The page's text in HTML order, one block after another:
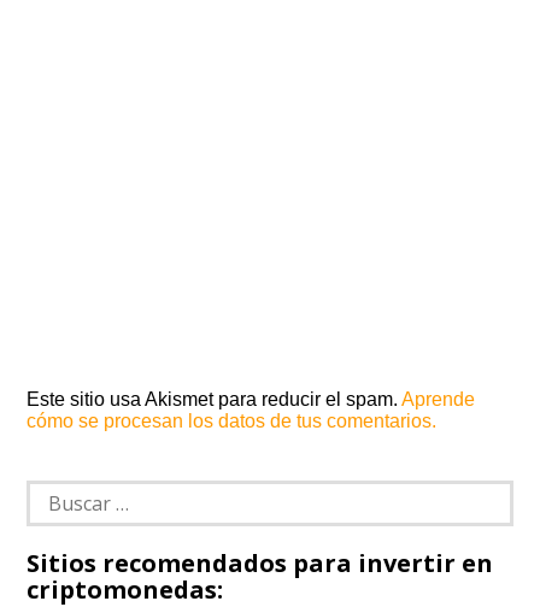
Este sitio usa Akismet para reducir el spam.Aprende
cómo se procesan los datos de tus comentarios.
Buscar:
Sitios recomendados para invertir en
criptomonedas: